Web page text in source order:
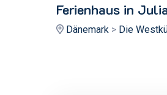
Ferienhaus in
Dänemark> Die